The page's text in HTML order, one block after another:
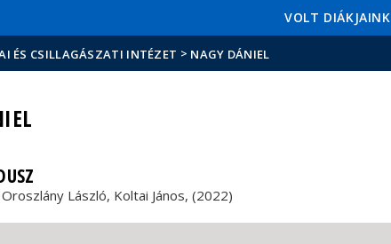
VOLT DIÁKJAINK
ÉS CSILLAGÁSZATI INTÉZET > NAGY DÁNIEL
Oroszlány László, Koltai János, (2022)